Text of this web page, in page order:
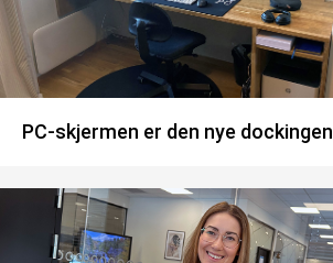
PC-skjermen er den nye dockingen